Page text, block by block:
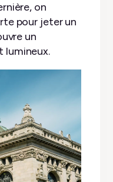
on
pour jeter un
un
lumineux.